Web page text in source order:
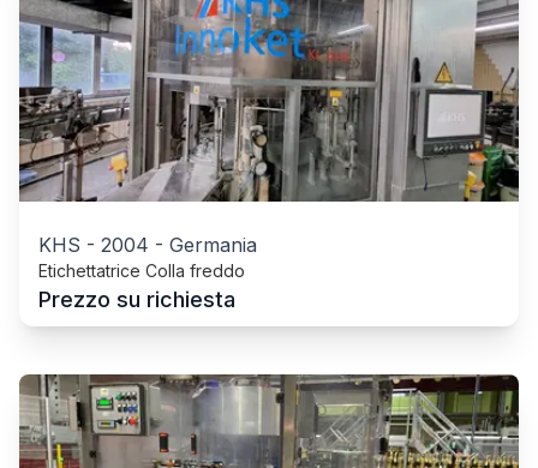
KHS - 2004 - Germania
Etichettatrice Colla freddo
Prezzo su richiesta